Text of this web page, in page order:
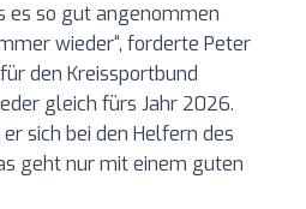
es so gut angenommen
wieder“, forderte Peter
den Kreissportbund
gleich fürs Jahr 2026.
sich bei den Helfern des
geht nur mit einem guten